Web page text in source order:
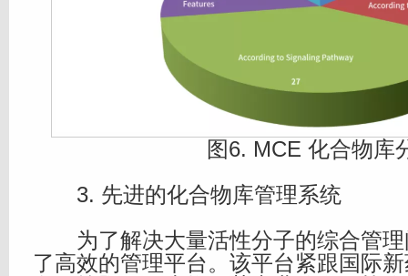
图6. MCE 化合物库
3. 先进的化合物库管理系统
为了解决大量活性分子的综合管理
了高效的管理平台。该平台紧跟国际